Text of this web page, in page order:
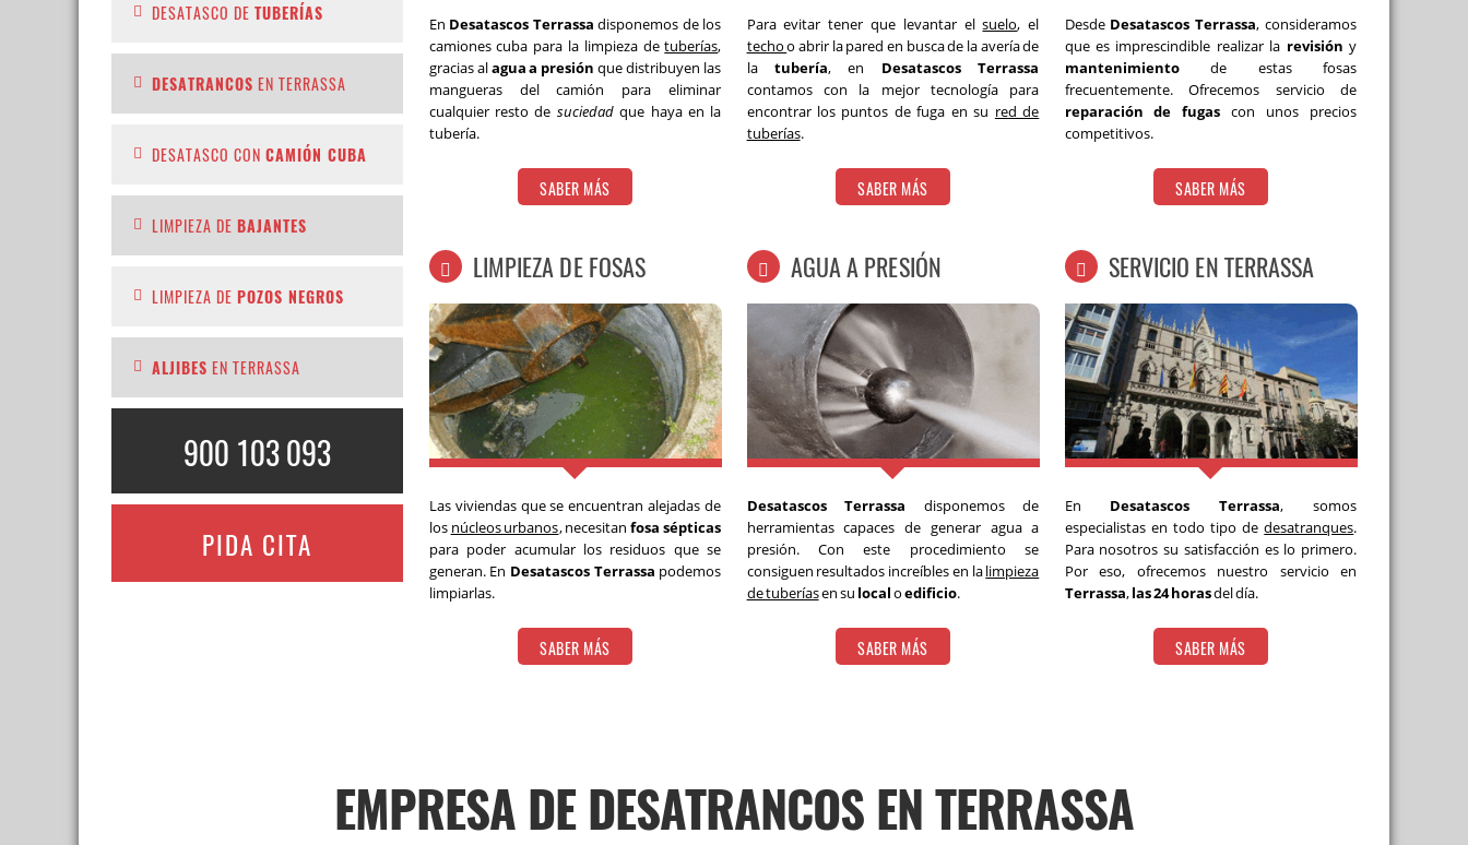
DESATASCO DE TUBERÍAS
DESATRANCOS EN TERRASSA
DESATASCO CON CAMIÓN CUBA
LIMPIEZA DE BAJANTES
LIMPIEZA DE POZOS NEGROS
ALJIBES EN TERRASSA
900 103 093
PIDA CITA
En Desatascos Terrassa disponemos de los
camiones cuba para la limpieza detuberías,
gracias alagua a presión que distribuyen las
mangueras del camión para eliminar
cualquier resto de suciedadque haya en la
tubería.
SABER MÁS
LIMPIEZA DE FOSAS
Las viviendas que se encuentran alejadas de
los núcleos urbanos, necesitanfosa sépticas
para poder acumular los residuos que se
generan. En Desatascos Terrassa podemos
limpiarlas.
SABER MÁS
Para evitar tener que levantar elsuelo, el
techoo abrir la pared en busca de la avería de
la tubería, en Desatascos Terrassa
contamos con la mejor tecnología para
encontrar los puntos de fuga en su red de
tuberías.
SABER MÁS
AGUA A PRESIÓN
Desatascos Terrassa disponemos de
herramientas capaces de generar agua a
presión. Con este procedimiento se
consiguen resultados increíbles en lalimpieza
de tuberíasen su localoedificio.
SABER MÁS
Desde Desatascos Terrassa, consideramos
que es imprescindible realizar la revisióny
mantenimientode estas fosas
frecuentemente. Ofrecemos servicio de
reparación de fugas con unos precios
competitivos.
SABER MÁS
SERVICIO EN TERRASSA
En Desatascos Terrassa, somos
especialistas en todo tipo dedesatranques.
Para nosotros su satisfacción es lo primero.
Por eso, ofrecemos nuestro servicio en
Terrassa,las 24 horasdel día.
SABER MÁS
EMPRESA DE DESATRANCOS EN TERRASSA